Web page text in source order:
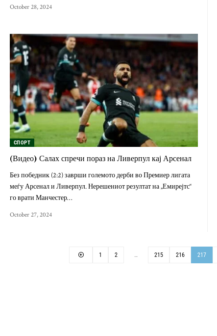
October 28, 2024
СПОРТ
(Видео) Салах спречи пораз на Ливерпул кај Арсенал
Без победник (2:2) заврши големото дерби во Премиер лигата
меѓу Арсенал и Ливерпул. Нерешениот резултат на „Емирејтс“
го врати Манчестер…
October 27, 2024
1 2 … 215 216 217